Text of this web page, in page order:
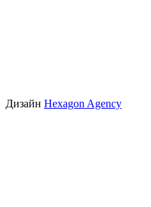
Дизайн Hexagon Agency